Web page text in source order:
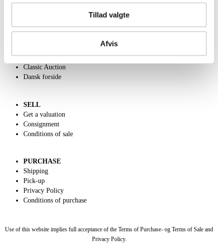
Tillad valgte
Afvis
ABOUT US
Charity
Classic Auction
Dansk forside
SELL
Get a valuation
Consignment
Conditions of sale
PURCHASE
Shipping
Pick-up
Privacy Policy
Conditions of purchase
Use of this website implies full acceptance of the Terms of Purchase- og Terms of Sale and
Privacy Policy.